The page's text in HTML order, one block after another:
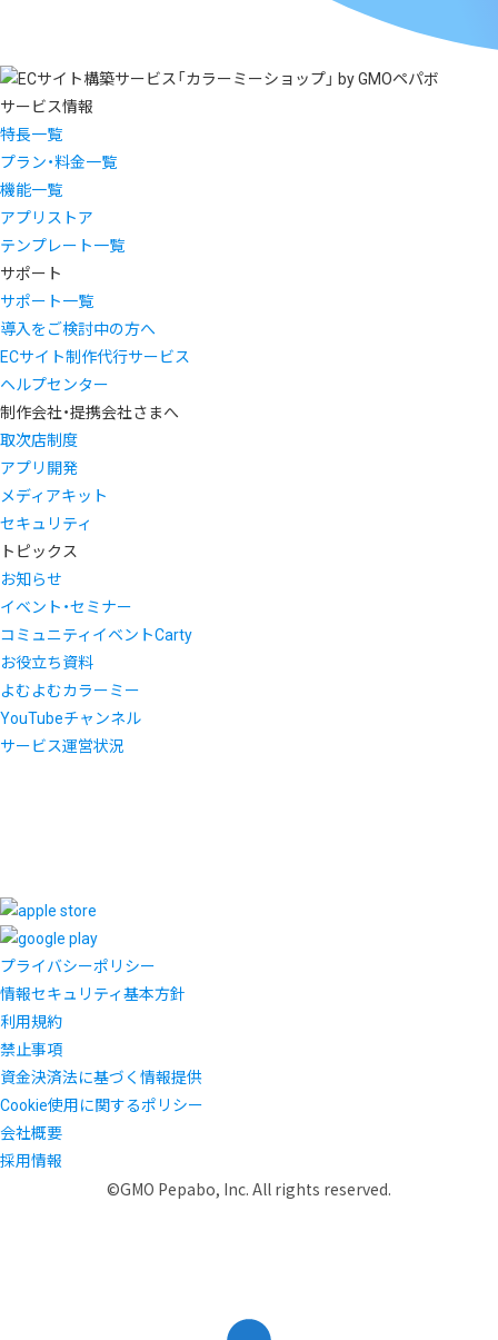
サービス情報
特長一覧
プラン・料金一覧
機能一覧
アプリストア
テンプレート一覧
サポート
サポート一覧
導入をご検討中の方へ
ECサイト制作代行サービス
ヘルプセンター
制作会社・提携会社さまへ
取次店制度
アプリ開発
メディアキット
セキュリティ
トピックス
お知らせ
イベント・セミナー
コミュニティイベントCarty
お役立ち資料
よむよむカラーミー
YouTubeチャンネル
サービス運営状況
プライバシーポリシー
情報セキュリティ基本方針
利用規約
禁止事項
資金決済法に基づく情報提供
Cookie使用に関するポリシー
会社概要
採用情報
©GMO Pepabo, Inc. All rights reserved.